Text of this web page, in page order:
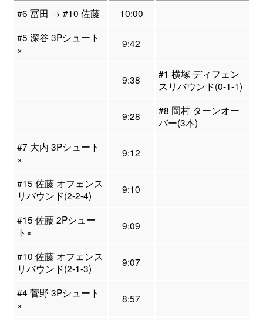
#6 冨田 → #10 佐藤
10:00
#5 深谷 3Pシュート
×
9:42
9:38
#1 横塚 ディフェン
スリバウンド(0-1-1)
9:28
#8 岡村 ターンオー
バー(3本)
#7 大内 3Pシュート
×
9:12
#15 佐藤 オフェンス
リバウンド(2-2-4)
9:10
#15 佐藤 2Pシュー
ト×
9:09
#10 佐藤 オフェンス
リバウンド(2-1-3)
9:07
#4 菅野 3Pシュート
×
8:57